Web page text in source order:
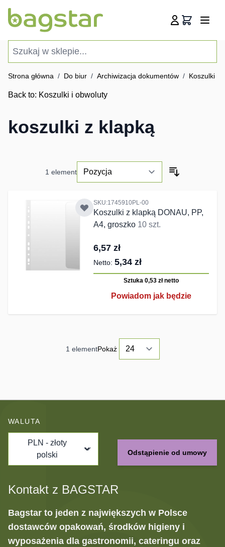
Koszyk
Strona główna / Do biur / Archiwizacja dokumentów / Koszulki i
Back to: Koszulki i obwoluty
koszulki z klapką
1 element
SKU:1745910PL-00
Koszulki z klapką DONAU, PP,
A4, groszko 10 szt.
6,57 zł
5,34 zł
Sztuka 0,53 złnetto
Powiadom jak będzie
1 elementPokaż
WALUTA
PLN - złoty
polski
Odstąpienie od umowy
Kontakt z BAGSTAR
Bagstar to jeden z największych w Polsce
dostawców opakowań, środków higieny i
wyposażenia dla gastronomii, cateringu oraz